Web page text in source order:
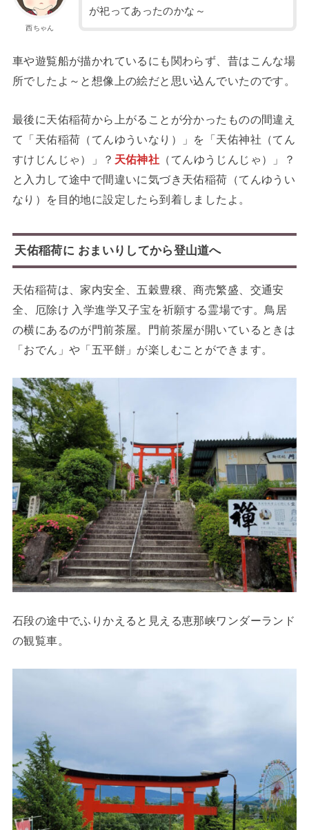
西ちゃん
が祀ってあったのかな～
車や遊覧船が描かれているにも関わらず、昔はこんな場
所でしたよ～と想像上の絵だと思い込んでいたのです。
最後に天佑稲荷から上がることが分かったものの間違え
て「天佑稲荷（てんゆういなり）」を「天佑神社（てん
すけじんじゃ）」？ 天佑神社 （てんゆうじんじゃ）」？
と入力して途中で間違いに気づき天佑稲荷（てんゆうい
なり）を目的地に設定したら到着しましたよ。
天佑稲荷に おまいりしてから登山道へ
天佑稲荷は、家内安全、五穀豊穣、商売繁盛、交通安
全、厄除け 入学進学又子宝を祈願する霊場です。鳥居
の横にあるのが門前茶屋。門前茶屋が開いているときは
「おでん」や「五平餅」が楽しむことができます。
石段の途中でふりかえると見える恵那峡ワンダーランド
の観覧車。